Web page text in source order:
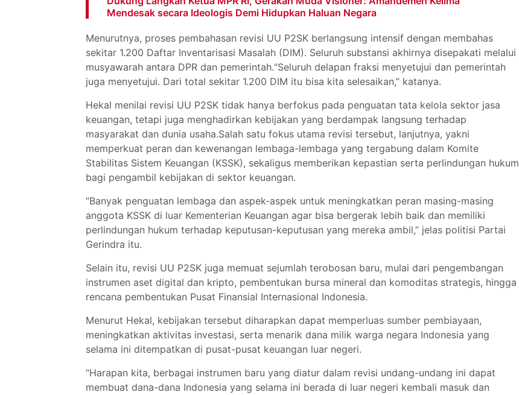
Mendesak secara Ideologis Demi Hidupkan Haluan Negara
Menurutnya, proses pembahasan revisi UU P2SK berlangsung intensif dengan membahas
sekitar 1.200 Daftar Inventarisasi Masalah (DIM). Seluruh substansi akhirnya disepakati melalui
musyawarah antara DPR dan pemerintah.“Seluruh delapan fraksi menyetujui dan pemerintah
juga menyetujui. Dari total sekitar 1.200 DIM itu bisa kita selesaikan,” katanya.
Hekal menilai revisi UU P2SK tidak hanya berfokus pada penguatan tata kelola sektor jasa
keuangan, tetapi juga menghadirkan kebijakan yang berdampak langsung terhadap
masyarakat dan dunia usaha.Salah satu fokus utama revisi tersebut, lanjutnya, yakni
memperkuat peran dan kewenangan lembaga-lembaga yang tergabung dalam Komite
Stabilitas Sistem Keuangan (KSSK), sekaligus memberikan kepastian serta perlindungan hukum
bagi pengambil kebijakan di sektor keuangan.
“Banyak penguatan lembaga dan aspek-aspek untuk meningkatkan peran masing-masing
anggota KSSK di luar Kementerian Keuangan agar bisa bergerak lebih baik dan memiliki
perlindungan hukum terhadap keputusan-keputusan yang mereka ambil,” jelas politisi Partai
Gerindra itu.
Selain itu, revisi UU P2SK juga memuat sejumlah terobosan baru, mulai dari pengembangan
instrumen aset digital dan kripto, pembentukan bursa mineral dan komoditas strategis, hingga
rencana pembentukan Pusat Finansial Internasional Indonesia.
Menurut Hekal, kebijakan tersebut diharapkan dapat memperluas sumber pembiayaan,
meningkatkan aktivitas investasi, serta menarik dana milik warga negara Indonesia yang
selama ini ditempatkan di pusat-pusat keuangan luar negeri.
“Harapan kita, berbagai instrumen baru yang diatur dalam revisi undang-undang ini dapat
membuat dana-dana Indonesia yang selama ini berada di luar negeri kembali masuk dan